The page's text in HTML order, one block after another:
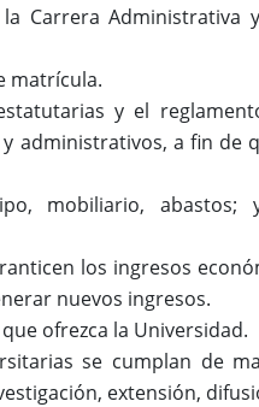
Carrera
matrícula.
y el
administrativos, a fin de
mobiliario,
los ingresos
nuevos ingresos.
ofrezca la Universidad.
se cumplan de
extensión,